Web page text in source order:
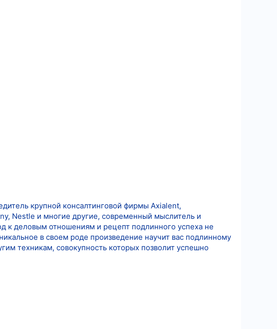
крупной консалтинговой фирмы Axialent,
Nestle и многие другие, современный мыслитель и
к деловым отношениям и рецепт подлинного успеха не
в своем роде произведение научит вас подлинному
техникам, совокупность которых позволит успешно